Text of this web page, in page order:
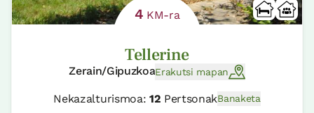
4 KM-ra
Tellerine
Zerain/GipuzkoaErakutsi mapan
Nekazalturismoa: 12 PertsonakBanaketa